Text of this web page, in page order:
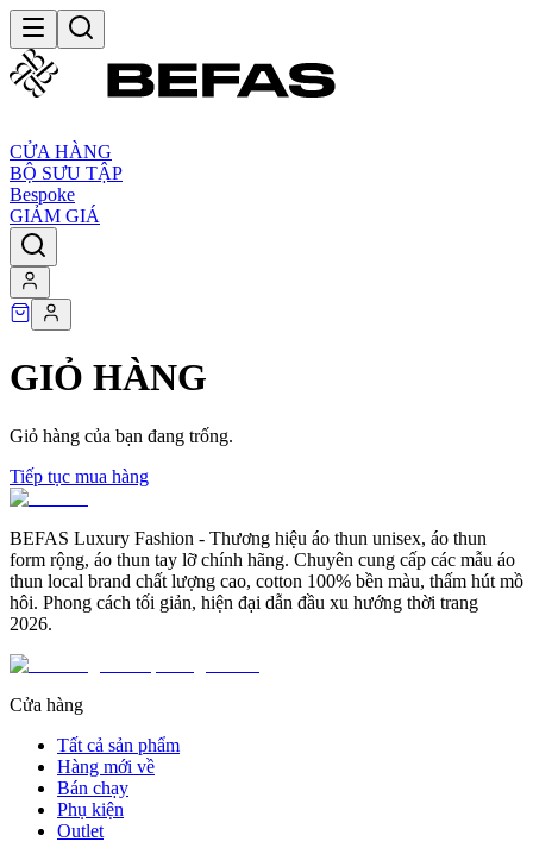
CỬA HÀNG
BỘ SƯU TẬP
Bespoke
GIẢM GIÁ
GIỎ HÀNG
Giỏ hàng của bạn đang trống.
Tiếp tục mua hàng
BEFAS Luxury Fashion - Thương hiệu áo thun unisex, áo thun
form rộng, áo thun tay lỡ chính hãng. Chuyên cung cấp các mẫu áo
thun local brand chất lượng cao, cotton 100% bền màu, thấm hút mồ
hôi. Phong cách tối giản, hiện đại dẫn đầu xu hướng thời trang
2026.
Cửa hàng
Tất cả sản phẩm
Hàng mới về
Bán chạy
Phụ kiện
Outlet